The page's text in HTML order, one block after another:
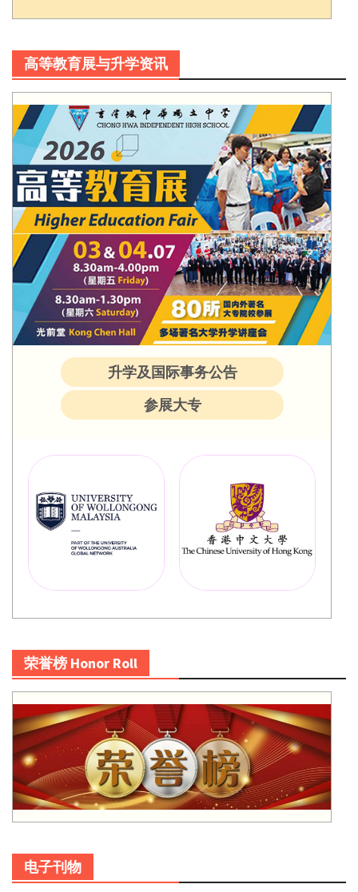
高等教育展与升学资讯
升学及国际事务公告
参展大专
荣誉榜 Honor Roll
电子刊物